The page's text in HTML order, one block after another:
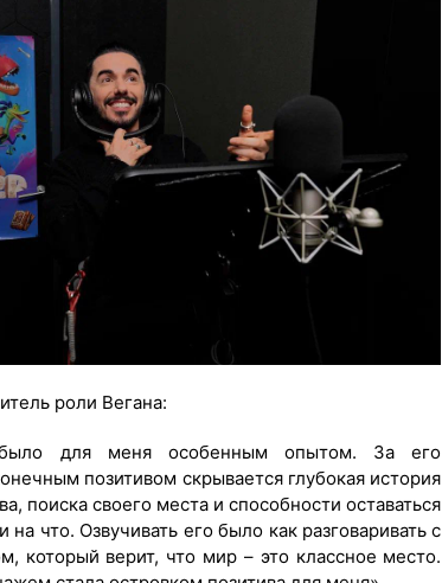
роли Вегана:
было для меня особенным опытом. За его
позитивом скрывается глубокая история
поиска своего места и способности оставаться
что. Озвучивать его было как разговаривать с
который верит, что мир – это классное место.